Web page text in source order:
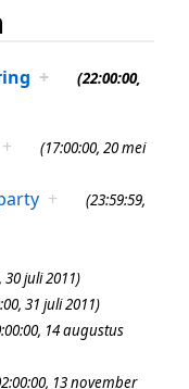
+
(22:00:00,
+
(17:00:00, 20 mei
+
(23:59:59,
30 juli 2011)
31 juli 2011)
14 augustus
13 november